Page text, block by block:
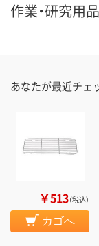
作業・研究用
あなたが最近チェ
￥513（税込）
カゴへ